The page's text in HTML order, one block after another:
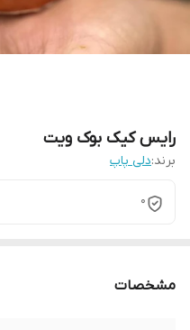
رایس کیک بوک ویت
برند:دلی پاپ
0
مشخصات